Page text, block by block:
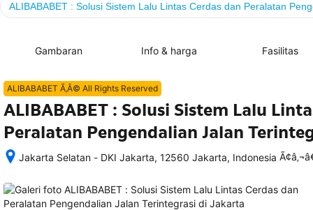
ALIBABABET : Solusi Sistem Lalu Lintas Cerdas dan Peralatan
Gambaran Info & harga Fasilitas
ALIBABABET Ã‚Â© All Rights Reserved
ALIBABABET : Solusi Sistem Lalu
Peralatan Pengendalian Jalan
Jakarta Selatan - DKI Jakarta, 12560 Jakarta, Indonesia
memesan,
semua